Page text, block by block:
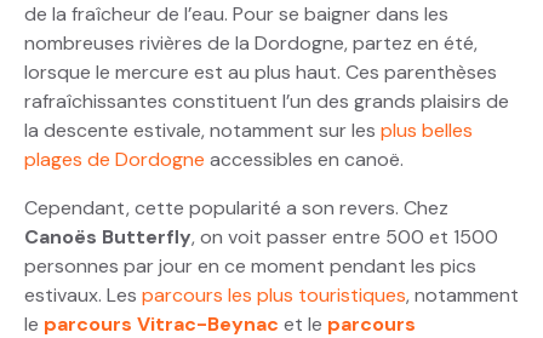
de la fraîcheur de l’eau. Pour se baigner dans les
nombreuses rivières de la Dordogne, partez en été,
lorsque le mercure est au plus haut. Ces parenthèses
rafraîchissantes constituent l’un des grands plaisirs de
la descente estivale, notamment sur les plus belles
plages de Dordogne accessibles en canoë.
Cependant, cette popularité a son revers. Chez
Canoës Butterfly, on voit passer entre 500 et 1500
personnes par jour en ce moment pendant les pics
estivaux. Les parcours les plus touristiques, notamment
le parcours Vitrac-Beynac et le parcours